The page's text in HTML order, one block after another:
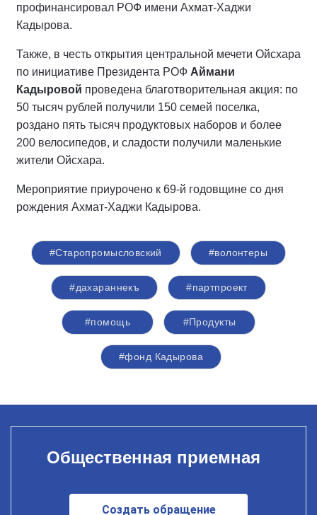
профинансировал РОФ имени Ахмат-Хаджи
Кадырова.
Также, в честь открытия центральной мечети Ойсхара
по инициативе Президента РОФ Аймани
Кадыровой проведена благотворительная акция: по
50 тысяч рублей получили 150 семей поселка,
роздано пять тысяч продуктовых наборов и более
200 велосипедов, и сладости получили маленькие
жители Ойсхара.
Мероприятие приурочено к 69-й годовщине со дня
рождения Ахмат-Хаджи Кадырова.
#Старопромысловский #волонтеры
#дахараннекъ #партпроект
#помощь #Продукты
#фонд Кадырова
Общественная приемная
Создать обращение